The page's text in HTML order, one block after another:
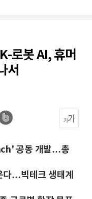
로봇 AI, 휴머
서
공동 개발…총
다…빅테크 생태계